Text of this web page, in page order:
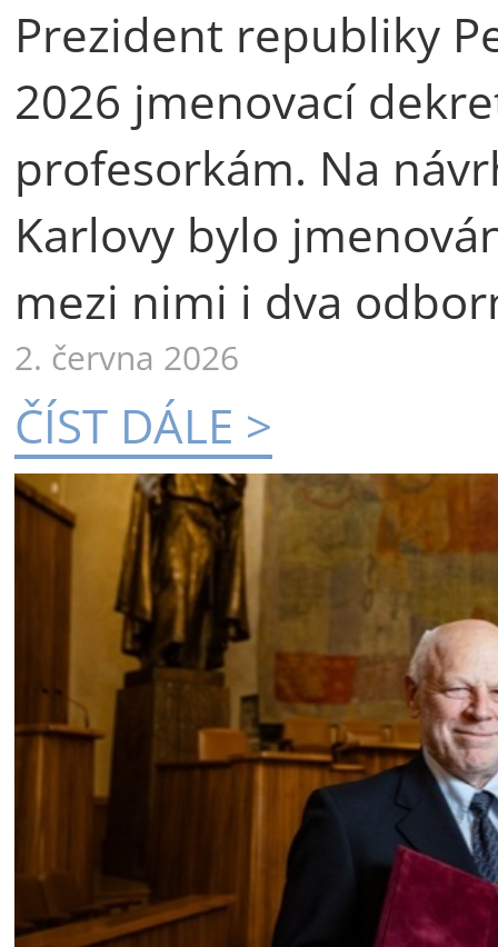
Prezident republiky
2026 jmenovací
profesorkám. Na
Karlovy bylo
mezi nimi i dva
2. června 2026
ČÍST DÁLE >